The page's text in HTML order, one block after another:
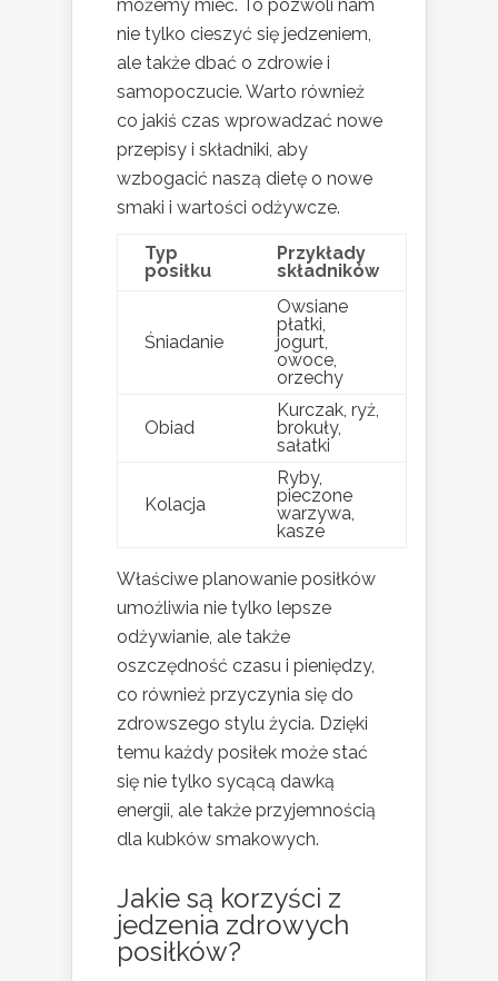
możemy mieć. To pozwoli nam
nie tylko cieszyć się jedzeniem,
ale także dbać o zdrowie i
samopoczucie. Warto również
co jakiś czas wprowadzać nowe
przepisy i składniki, aby
wzbogacić naszą dietę o nowe
smaki i wartości odżywcze.
Typ
posiłku
Przykłady
składników
Śniadanie
Owsiane
płatki,
jogurt,
owoce,
orzechy
Obiad
Kurczak, ryż,
brokuły,
sałatki
Kolacja
Ryby,
pieczone
warzywa,
kasze
Właściwe planowanie posiłków
umożliwia nie tylko lepsze
odżywianie, ale także
oszczędność czasu i pieniędzy,
co również przyczynia się do
zdrowszego stylu życia. Dzięki
temu każdy posiłek może stać
się nie tylko sycącą dawką
energii, ale także przyjemnością
dla kubków smakowych.
Jakie są korzyści z
jedzenia zdrowych
posiłków?